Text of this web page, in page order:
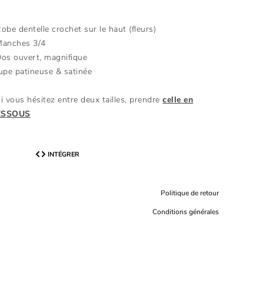
INTÉGRER
dentelle crochet sur le haut (fleurs)
3/4
ouvert, magnifique
patineuse & satinée
vous hésitez entre deux tailles, prendrecelle en
Politique de retour
Conditions générales